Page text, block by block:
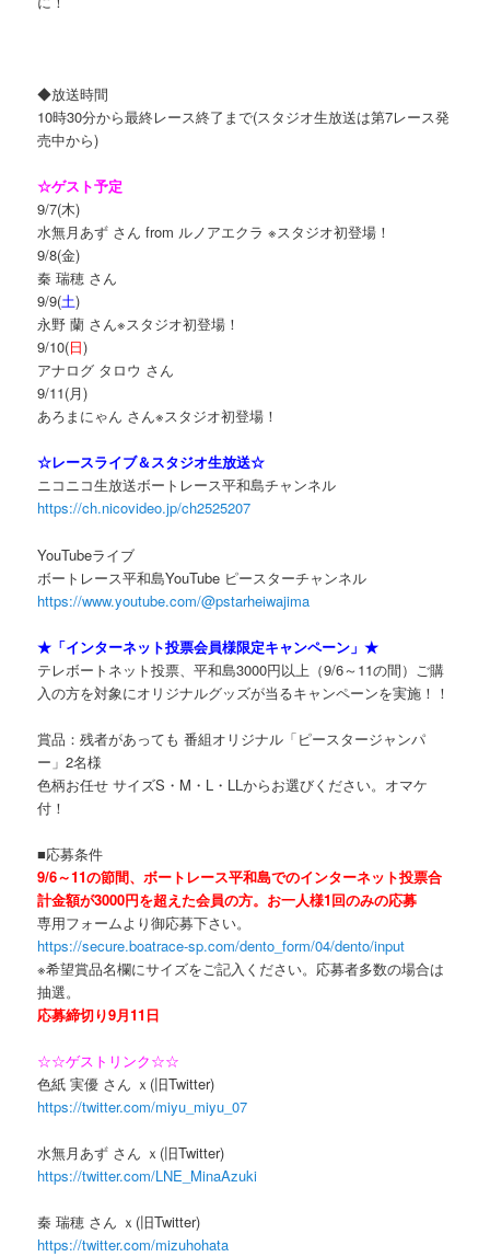
◆放送時間
10時30分から最終レース終了まで(スタジオ生放送は第7レース発
売中から)
☆ゲスト予定
9/7(木)
水無月あず さん from ルノアエクラ ※スタジオ初登場！
9/8(金)
秦 瑞穂 さん
9/9(土)
永野 蘭 さん※スタジオ初登場！
9/10(日)
アナログ タロウ さん
9/11(月)
あろまにゃん さん※スタジオ初登場！
☆レースライブ＆スタジオ生放送☆
ニコニコ生放送ボートレース平和島チャンネル
https://ch.nicovideo.jp/ch2525207
YouTubeライブ
ボートレース平和島YouTube ピースターチャンネル
https://www.youtube.com/@pstarheiwajima
★「インターネット投票会員様限定キャンペーン」★
テレボートネット投票、平和島3000円以上（9/6～11の間）ご購
入の方を対象にオリジナルグッズが当るキャンペーンを実施！！
賞品：残者があっても 番組オリジナル「ピースタージャンパ
ー」2名様
色柄お任せ サイズS・M・L・LLからお選びください。オマケ
付！
■応募条件
9/6～11の節間、ボートレース平和島でのインターネット投票合
計金額が3000円を超えた会員の方。お一人様1回のみの応募
専用フォームより御応募下さい。
https://secure.boatrace-sp.com/dento_form/04/dento/input
※希望賞品名欄にサイズをご記入ください。応募者多数の場合は
抽選。
応募締切り9月11日
☆☆ゲストリンク☆☆
色紙 実優 さん ｘ(旧Twitter)
https://twitter.com/miyu_miyu_07
水無月あず さん ｘ(旧Twitter)
https://twitter.com/LNE_MinaAzuki
秦 瑞穂 さん ｘ(旧Twitter)
https://twitter.com/mizuhohata